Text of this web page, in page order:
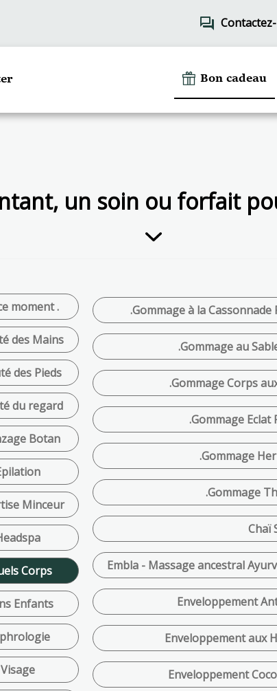
forum
Bon cadeau
un soin ou forfait
moment .
des Mains
des Pieds
du regard
Botan
Minceur
Corps
Enfants
Visage
.Gommage à la
.Gommage au
.Gommage Corps
.Gommage Eclat
.Gommage
.Gommage
Chaï
Embla - Massage ancestral
Enveloppement
Enveloppement aux
Enveloppement